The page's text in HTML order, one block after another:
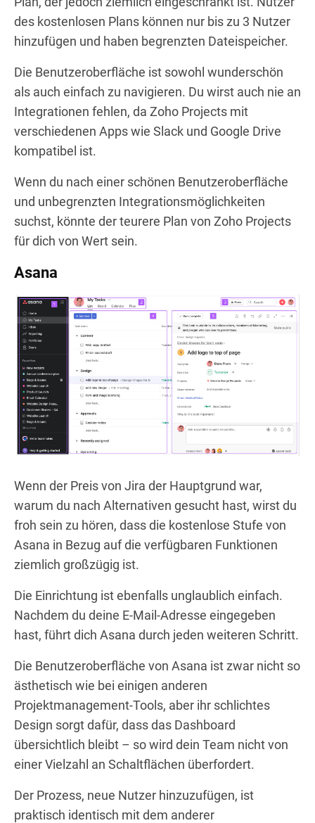
des kostenlosen Plans können nur bis zu 3 Nutzer
hinzufügen und haben begrenzten Dateispeicher.
Die Benutzeroberfläche ist sowohl wunderschön
als auch einfach zu navigieren. Du wirst auch nie an
Integrationen fehlen, da Zoho Projects mit
verschiedenen Apps wie Slack und Google Drive
kompatibel ist.
Wenn du nach einer schönen Benutzeroberfläche
und unbegrenzten Integrationsmöglichkeiten
suchst, könnte der teurere Plan von Zoho Projects
für dich von Wert sein.
Asana
Wenn der Preis von Jira der Hauptgrund war,
warum du nach Alternativen gesucht hast, wirst du
froh sein zu hören, dass die kostenlose Stufe von
Asana in Bezug auf die verfügbaren Funktionen
ziemlich großzügig ist.
Die Einrichtung ist ebenfalls unglaublich einfach.
Nachdem du deine E-Mail-Adresse eingegeben
hast, führt dich Asana durch jeden weiteren Schritt.
Die Benutzeroberfläche von Asana ist zwar nicht so
ästhetisch wie bei einigen anderen
Projektmanagement-Tools, aber ihr schlichtes
Design sorgt dafür, dass das Dashboard
übersichtlich bleibt – so wird dein Team nicht von
einer Vielzahl an Schaltflächen überfordert.
Der Prozess, neue Nutzer hinzuzufügen, ist
praktisch identisch mit dem anderer